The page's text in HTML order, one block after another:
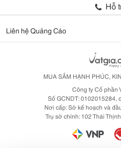
Hỗ
Liên hệ Quảng Cáo
MUA SẮM HẠNH PHÚC,
Công ty Cổ phần
Số GCNDT: 0102015284,
Nơi cấp: Sở kế hoạch và
Trụ sở chính: 102 Thái